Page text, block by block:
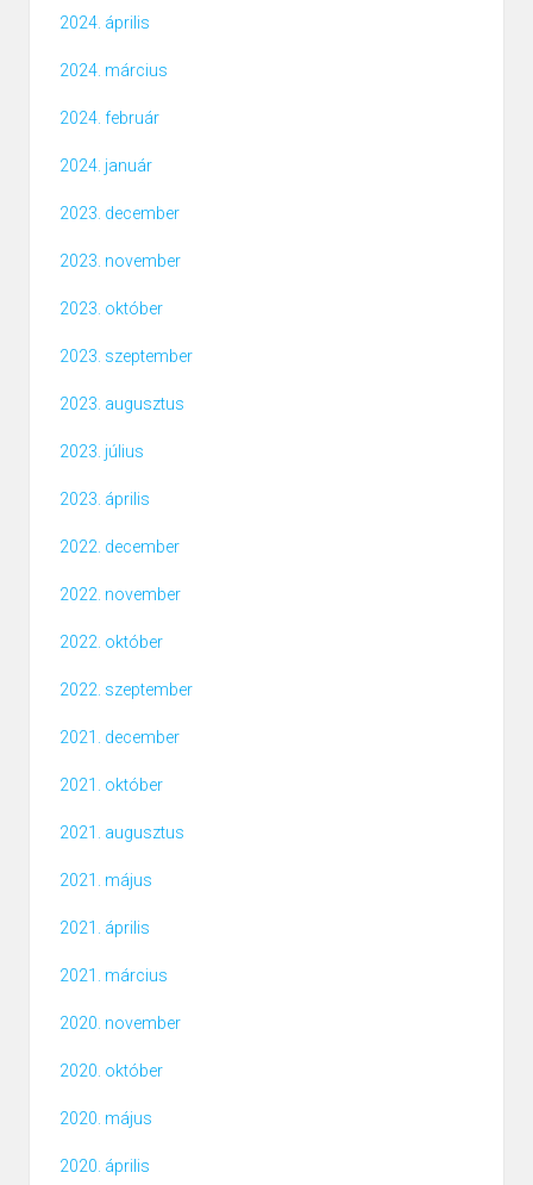
2024. április
2024. március
2024. február
2024. január
2023. december
2023. november
2023. október
2023. szeptember
2023. augusztus
2023. július
2023. április
2022. december
2022. november
2022. október
2022. szeptember
2021. december
2021. október
2021. augusztus
2021. május
2021. április
2021. március
2020. november
2020. október
2020. május
2020. április